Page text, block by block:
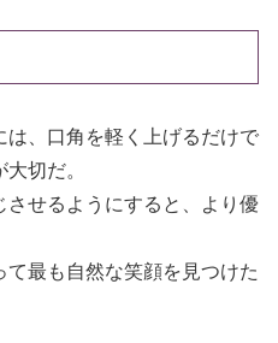
、口角を軽く上げるだけで
切だ。
させるようにすると、より優
最も自然な笑顔を見つけた